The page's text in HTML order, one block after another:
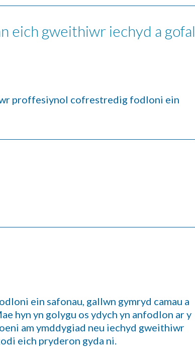
eich gweithiwr iechyd a gofal
proffesiynol cofrestredig fodloni ein
ein safonau, gallwn gymryd camau a
hyn yn golygu os ydych yn anfodlon ar y
am ymddygiad neu iechyd gweithiwr
eich pryderon gyda ni.